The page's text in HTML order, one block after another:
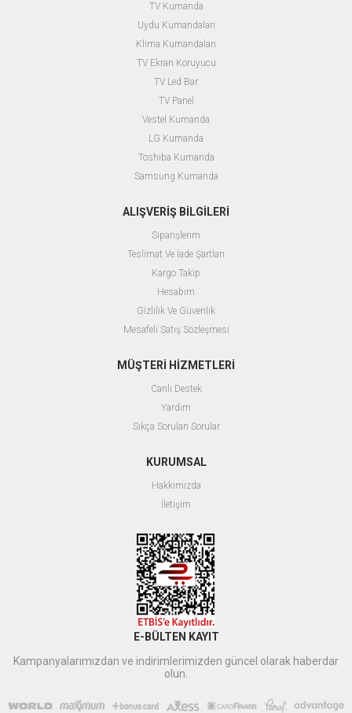
TV Kumanda
Uydu Kumandaları
Klima Kumandaları
TV Ekran Koruyucu
TV Led Bar
TV Panel
Vestel Kumanda
LG Kumanda
Toshiba Kumanda
Samsung Kumanda
ALIŞVERİŞ BİLGİLERİ
Siparişlerim
Teslimat Ve İade Şartları
Kargo Takip
Hesabım
Gizlilik Ve Güvenlik
Mesafeli Satış Sözleşmesi
MÜŞTERİ HİZMETLERİ
Canlı Destek
Yardım
Sıkça Sorulan Sorular
KURUMSAL
Hakkımızda
İletişim
E-BÜLTEN KAYIT
Kampanyalarımızdan ve indirimlerimizden güncel olarak haberdar
olun.